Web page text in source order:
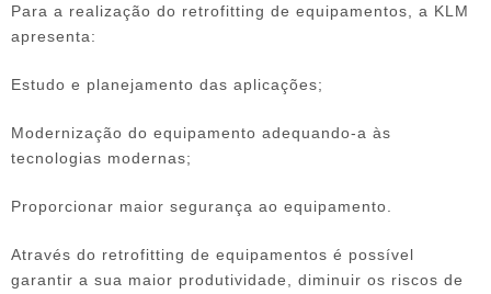
Para a realização do retrofitting de equipamentos , a KLM
apresenta:
Estudo e planejamento das aplicações;
Modernização do equipamento adequando-a às
tecnologias modernas;
Proporcionar maior segurança ao equipamento.
Através do retrofitting de equipamentos é possível
garantir a sua maior produtividade, diminuir os riscos de